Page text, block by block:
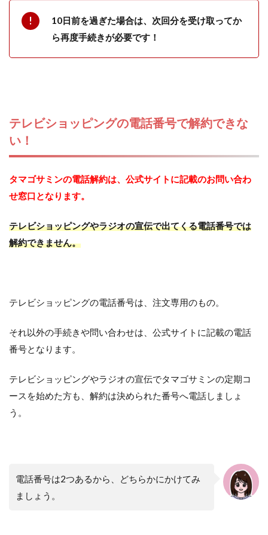
10日前を過ぎた場合は、次回分を受け取ってか
ら再度手続きが必要です！
テレビショッピングの電話番号で解約できな
い！
タマゴサミンの電話解約は、公式サイトに記載のお問い合わ
せ窓口となります。
テレビショッピングやラジオの宣伝で出てくる電話番号では
解約できません。
テレビショッピングの電話番号は、注文専用のもの。
それ以外の手続きや問い合わせは、公式サイトに記載の電話
番号となります。
テレビショッピングやラジオの宣伝でタマゴサミンの定期コ
ースを始めた方も、解約は決められた番号へ電話しましょ
う。
電話番号は2つあるから、どちらかにかけてみ
ましょう。